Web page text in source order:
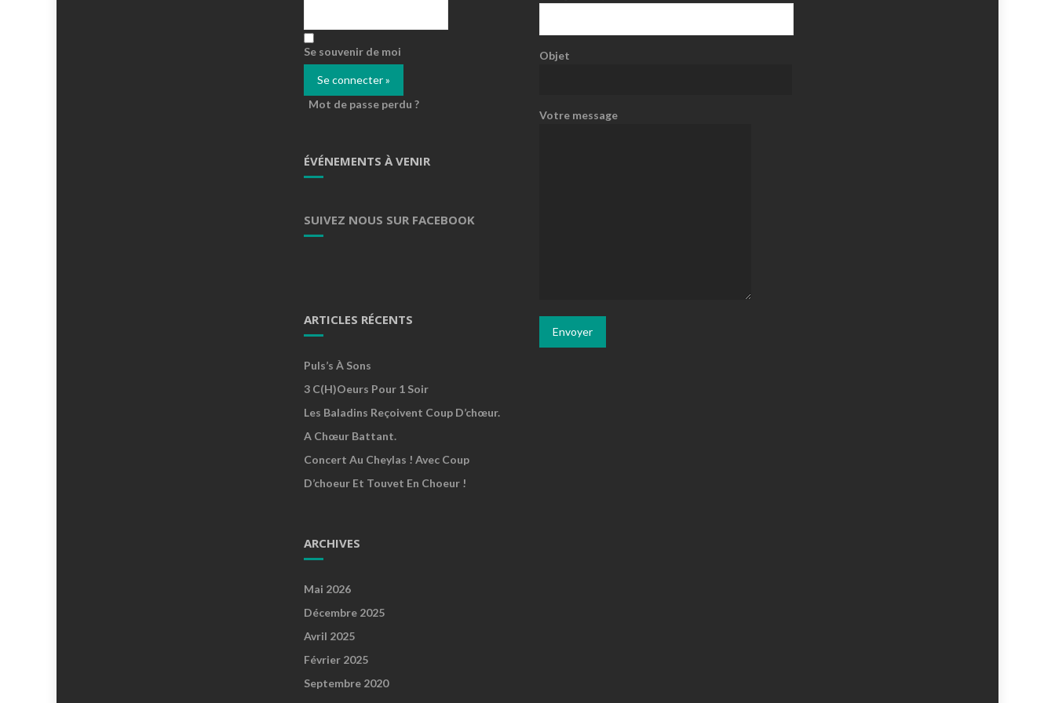
Se souvenir de moi
Mot de passe perdu ?
ÉVÉNEMENTS À VENIR
SUIVEZ NOUS SUR FACEBOOK
ARTICLES RÉCENTS
Puls’s À Sons
3 C(h)oeurs Pour 1 Soir
Les Baladins Reçoivent Coup D’chœur.
A Chœur Battant.
Concert Au Cheylas ! Avec Coup
D’choeur Et Touvet En Choeur !
ARCHIVES
Mai 2026
Décembre 2025
Avril 2025
Février 2025
Septembre 2020
Objet
Votre message